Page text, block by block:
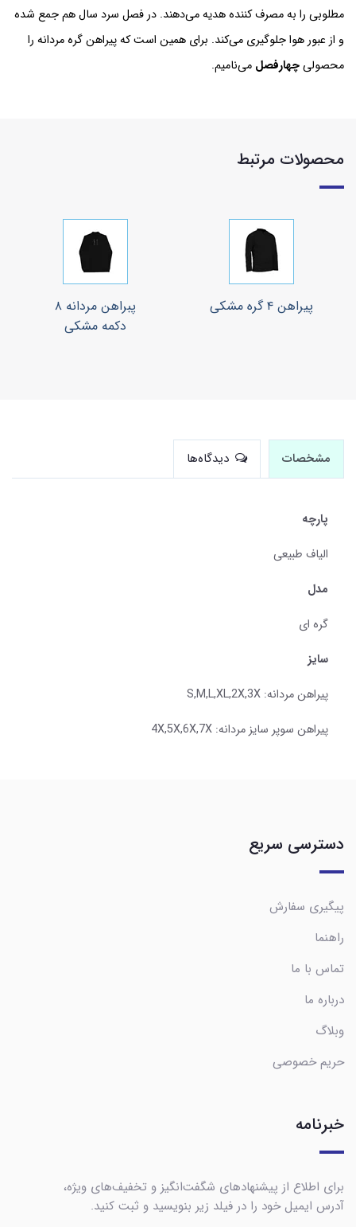
مطلوبی را به مصرف کننده هدیه می‌دهند. در فصل سرد سال هم جمع شده
و از عبور هوا جلوگیری می‌کند. برای همین است که پیراهن گره مردانه را
محصولیچهارفصل می‌نامیم.
محصولات مرتبط
پیراهن ۴ گره مشکی
پبراهن مردانه ۸
دکمه مشکی
مشخصات دیدگاه‌ها
پارچه
الیاف طبیعی
مدل
گره ای
سایز
پیراهن مردانه: S,M,L,XL,2X,3X
پیراهن سوپر سایز مردانه: 4X,5X,6X,7X
دسترسی سریع
پیگیری سفارش
راهنما
تماس با ما
درباره ما
وبلاگ
حریم خصوصی
خبرنامه
برای اطلاع از پیشنهادهای شگفت‌انگیز و تخفیف‌های ویژه،
آدرس ایمیل خود را در فیلد زیر بنویسید و ثبت کنید.